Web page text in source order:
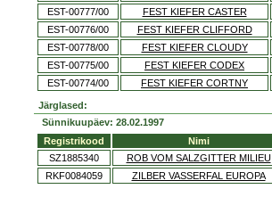
EST-00777/00 FEST KIEFER CASTER
EST-00776/00
FEST KIEFER CLIFFORD
EST-00778/00
FEST KIEFER CLOUDY
EST-00775/00
FEST KIEFER CODEX
EST-00774/00
FEST KIEFER CORTNY
Järglased:
Sünnikuupäev: 28.02.1997
Registrikood
Nimi
SZ1885340
ROB VOM SALZGITTER MILIEU
RKF0084059
ZILBER VASSERFAL EUROPA